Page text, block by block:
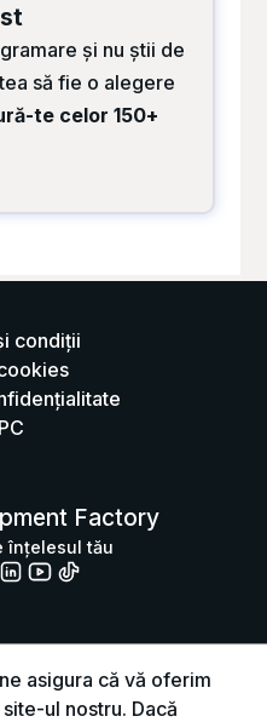
și nu știi de
să fie o alegere
te celor 150+
Factory
înțelesul tău
condiții
asigura că vă oferim
ul nostru. Dacă